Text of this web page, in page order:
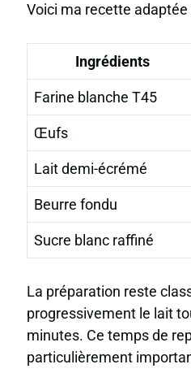
Voici ma recette
Ingrédients
Farine blanche T45
Œufs
Lait demi-écrémé
Beurre fondu
Sucre blanc raffiné
La préparation reste
progressivement le lait
minutes. Ce temps de
particulièrement